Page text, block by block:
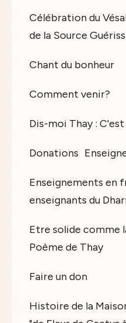
Célébration du
de la Source
Chant du bonheur
Comment venir?
Dis-moi Thay :
Donations
Enseignements en
enseignants du
Etre solide comme
Poème de Thay
Faire un don
Histoire de la